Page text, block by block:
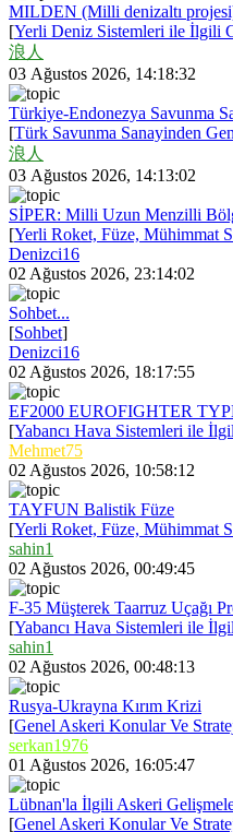
MILDEN (Milli denizaltı
[Yerli Deniz Sistemleri ile İlgili
浪人
03 Ağustos 2026, 14:18:32
Türkiye-Endonezya Savunma
[Türk Savunma Sanayinden
浪人
03 Ağustos 2026, 14:13:02
SİPER: Milli Uzun Menzilli
[Yerli Roket, Füze, Mühimmat
Denizci16
02 Ağustos 2026, 23:14:02
Sohbet...
[Sohbet]
Denizci16
02 Ağustos 2026, 18:17:55
EF2000 EUROFIGHTER
[Yabancı Hava Sistemleri ile
Mehmet75
02 Ağustos 2026, 10:58:12
TAYFUN Balistik Füze
[Yerli Roket, Füze, Mühimmat
sahin1
02 Ağustos 2026, 00:49:45
F-35 Müşterek Taarruz Uçağı
[Yabancı Hava Sistemleri ile
sahin1
02 Ağustos 2026, 00:48:13
Rusya-Ukrayna Kırım Krizi
[Genel Askeri Konular Ve
serkan1976
01 Ağustos 2026, 16:05:47
Lübnan'la İlgili Askeri
[Genel Askeri Konular Ve